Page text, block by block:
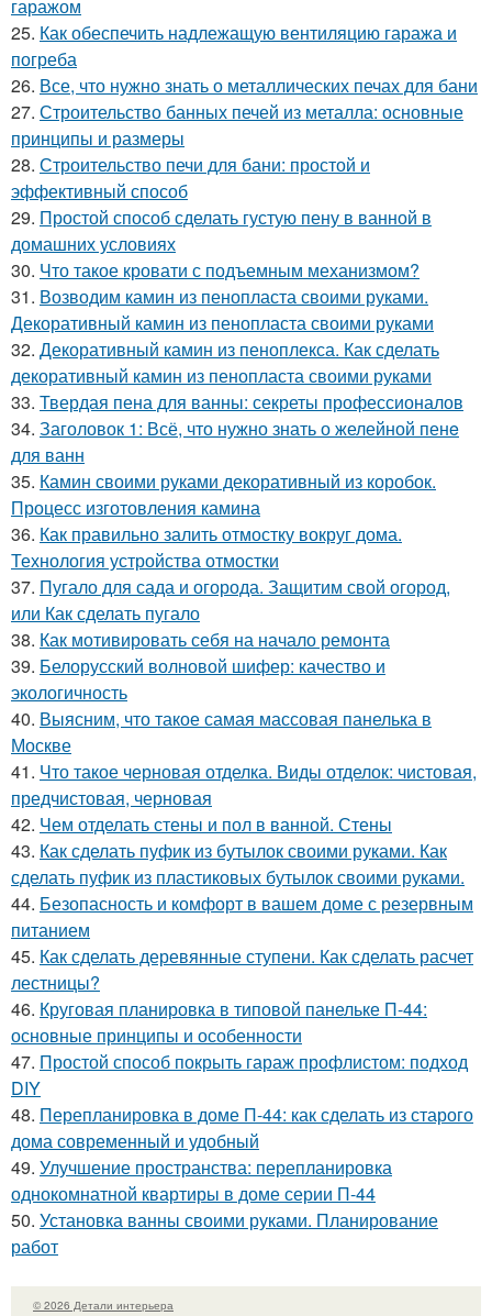
гаражом
25. Как обеспечить надлежащую вентиляцию гаража и
погреба
26. Все, что нужно знать о металлических печах для бани
27. Строительство банных печей из металла: основные
принципы и размеры
28. Строительство печи для бани: простой и
эффективный способ
29. Простой способ сделать густую пену в ванной в
домашних условиях
30. Что такое кровати с подъемным механизмом?
31. Возводим камин из пенопласта своими руками.
Декоративный камин из пенопласта своими руками
32. Декоративный камин из пеноплекса. Как сделать
декоративный камин из пенопласта своими руками
33. Твердая пена для ванны: секреты профессионалов
34. Заголовок 1: Всё, что нужно знать о желейной пенe
для ванн
35. Камин своими руками декоративный из коробок.
Процесс изготовления камина
36. Как правильно залить отмостку вокруг дома.
Технология устройства отмостки
37. Пугало для сада и огорода. Защитим свой огород,
или Как сделать пугало
38. Как мотивировать себя на начало ремонта
39. Белорусский волновой шифер: качество и
экологичность
40. Выясним, что такое самая массовая панелька в
Москве
41. Что такое черновая отделка. Виды отделок: чистовая,
предчистовая, черновая
42. Чем отделать стены и пол в ванной. Стены
43. Как сделать пуфик из бутылок своими руками. Как
сделать пуфик из пластиковых бутылок своими руками.
44. Безопасность и комфорт в вашем доме с резервным
питанием
45. Как сделать деревянные ступени. Как сделать расчет
лестницы?
46. Круговая планировка в типовой панельке П-44:
основные принципы и особенности
47. Простой способ покрыть гараж профлистом: подход
DIY
48. Перепланировка в доме П-44: как сделать из старого
дома современный и удобный
49. Улучшение пространства: перепланировка
однокомнатной квартиры в доме серии П-44
50. Установка ванны своими руками. Планирование
работ
© 2026 Детали интерьера